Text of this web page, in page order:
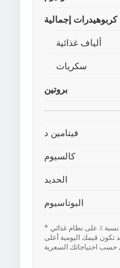
كربوهيدرات إجمالية
ألياف غذائية
سكريات
بروتين
فيتامين د
كالسيوم
الحديد
البوتاسيوم
* تعتمد القيم اليومية المستندة إلى نسبة ٪ على نظام غذائي
قد تكون قيمك اليومية أعلى